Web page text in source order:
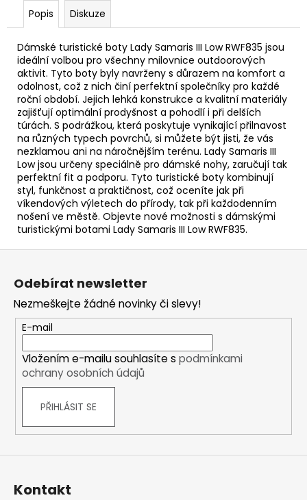
Popis Diskuze
Dámské turistické boty Lady Samaris III Low RWF835 jsou
ideální volbou pro všechny milovnice outdoorových
aktivit. Tyto boty byly navrženy s důrazem na komfort a
odolnost, což z nich činí perfektní společníky pro každé
roční období. Jejich lehká konstrukce a kvalitní materiály
zajišťují optimální prodyšnost a pohodlí i při delších
túrách. S podrážkou, která poskytuje vynikající přilnavost
na různých typech povrchů, si můžete být jisti, že vás
nezklamou ani na náročnějším terénu. Lady Samaris III
Low jsou určeny speciálně pro dámské nohy, zaručují tak
perfektní fit a podporu. Tyto turistické boty kombinují
styl, funkčnost a praktičnost, což oceníte jak při
víkendových výletech do přírody, tak při každodenním
nošení ve městě. Objevte nové možnosti s dámskými
turistickými botami Lady Samaris III Low RWF835.
Z
Odebírat newsletter
Nezmeškejte žádné novinky či slevy!
E-mail
Vložením e-mailu souhlasíte s podmínkami
ochrany osobních údajů
PŘIHLÁSIT SE
Kontakt